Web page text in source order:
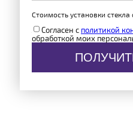
Стоимость установки
Согласен с политикой
обработкой моих